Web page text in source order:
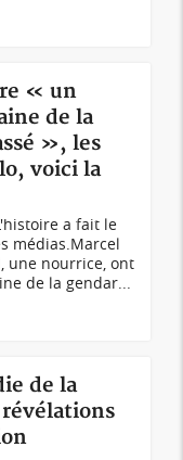
« un
de la
», les
voici la
a fait le
médias.Marcel
une nourrice, ont
de la gendar...
de la